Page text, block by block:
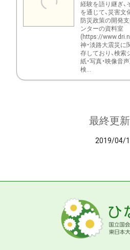
経験を語り継ぎ、
を通じて、災害文
防災政策の開発
ンターの資料室
(https://
神・淡路大震災に
存しており、検索
紙・写真・映像音声
検...
最終更
2019/04/